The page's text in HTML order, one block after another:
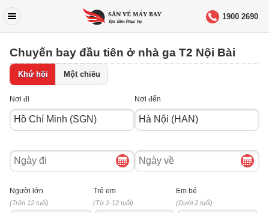
1900 2690
Chuyến bay đầu tiên ở nhà ga T2 Nội Bài
Khứ hồi Một chiều
Nơi đi Nơi đến
Ngày
đi
Ngày
về
Người lớn
(Trên 12 tuổi)
Trẻ em
(Từ 2-12 tuổi)
Em bé
(Dưới 2 tuổi)